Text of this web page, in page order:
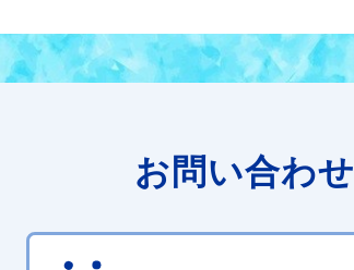
お問い合わせ